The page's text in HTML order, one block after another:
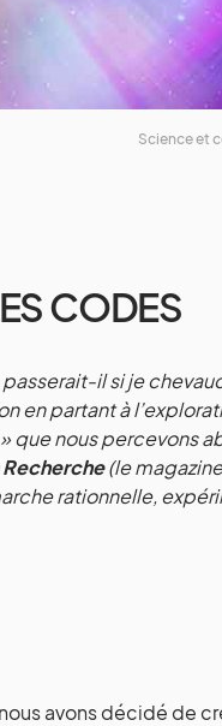
Science et
CODES
il si je
en partant à
nous percevons
Recherche(le
rationnelle,
nous avons décidé de